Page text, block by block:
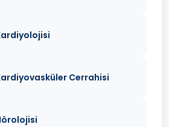
Cerrahisi